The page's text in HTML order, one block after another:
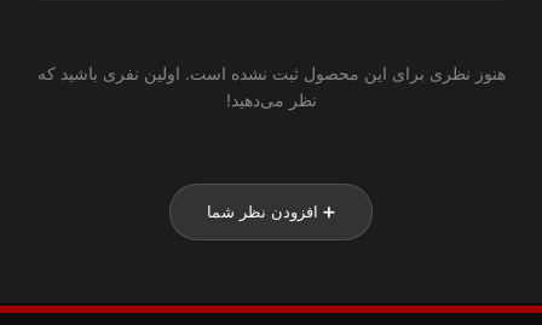
هنوز نظری برای این محصول ثبت نشده است. اولین نفری باشید که
نظر می‌دهید!
➕ افزودن نظر شما